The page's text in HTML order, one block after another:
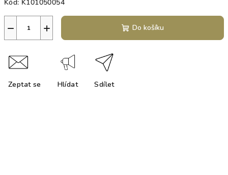
Kód: K101050054
+
− Do košíku
Zeptat se Hlídat Sdílet